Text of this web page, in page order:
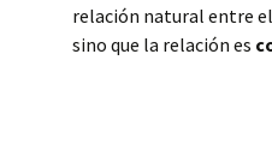
relación natural entre
sino que la relación es